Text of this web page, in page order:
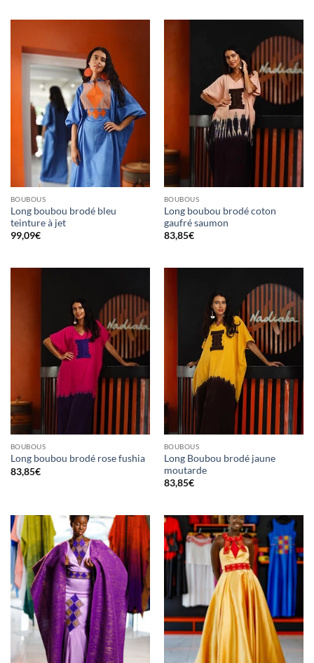
BOUBOUS
Long boubou brodé bleu
teinture à jet
99,09€
BOUBOUS
Long boubou brodé coton
gaufré saumon
83,85€
BOUBOUS
Long boubou brodé rose fushia
83,85€
BOUBOUS
Long Boubou brodé jaune
moutarde
83,85€